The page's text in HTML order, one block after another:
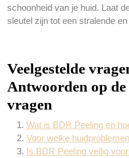
schoonheid van je huid. Laat
sleutel zijn tot een stralende
Veelgestelde
Antwoorden op de
vragen
Wat is BDR Peeling en
Voor welke
Is BDR Peeling veilig